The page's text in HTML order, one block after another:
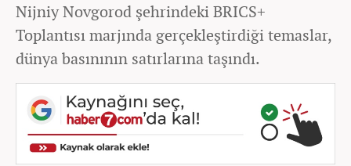
Nijniy Novgorod şehrindeki BRICS+
Toplantısı marjında gerçekleştirdiği temaslar,
dünya basınının satırlarına taşındı.